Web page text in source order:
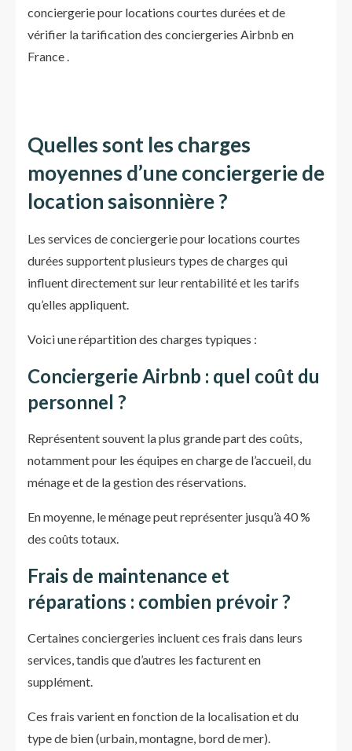
conciergerie pour locations courtes durées et de
vérifier la tarification des conciergeries Airbnb en
France .
Quelles sont les charges
moyennes d’une conciergerie de
location saisonnière ?
Les services de conciergerie pour locations courtes
durées supportent plusieurs types de charges qui
influent directement sur leur rentabilité et les tarifs
qu’elles appliquent.
Voici une répartition des charges typiques :
Conciergerie Airbnb : quel coût du
personnel ?
Représentent souvent la plus grande part des coûts,
notamment pour les équipes en charge de l’accueil, du
ménage et de la gestion des réservations.
En moyenne, le ménage peut représenter jusqu’à 40 %
des coûts totaux.
Frais de maintenance et
réparations : combien prévoir ?
Certaines conciergeries incluent ces frais dans leurs
services, tandis que d’autres les facturent en
supplément.
Ces frais varient en fonction de la localisation et du
type de bien (urbain, montagne, bord de mer).